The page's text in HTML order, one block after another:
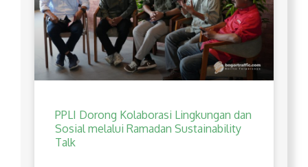
PPLI Dorong Kolaborasi Lingkungan dan
Sosial melalui Ramadan Sustainability
Talk